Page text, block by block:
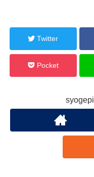
Twitter
Pocket